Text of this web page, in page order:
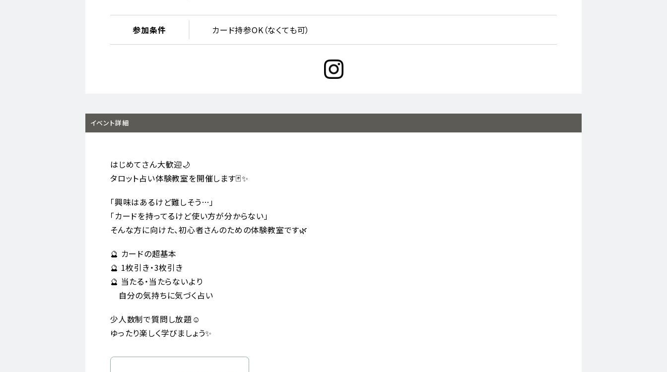
参加条件 カード持参OK（なくても可）
イベント詳細
はじめてさん大歓迎🌙
タロット占い体験教室を開催します🃏✨
「興味はあるけど難しそう…」
「カードを持ってるけど使い方が分からない」
そんな方に向けた、初心者さんのための体験教室です🌿
🔮 カードの超基本
🔮 1枚引き・3枚引き
🔮 当たる・当たらないより
自分の気持ちに気づく占い
少人数制で質問し放題☺️
ゆったり楽しく学びましょう✨